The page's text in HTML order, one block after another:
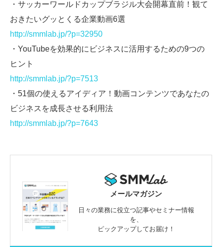
・サッカーワールドカップブラジル大会開幕直前！観て
おきたいグッとくる企業動画6選
http://smmlab.jp/?p=32950
・YouTubeを効果的にビジネスに活用するための9つの
ヒント
http://smmlab.jp/?p=7513
・51個の使えるアイディア！動画コンテンツであなたの
ビジネスを成長させる利用法
http://smmlab.jp/?p=7643
メールマガジン
日々の業務に役立つ記事やセミナー情報
を、
ピックアップしてお届け！